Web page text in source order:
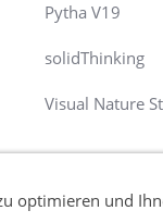
Pytha V19
solidThinking
Visual Nature
optimieren und